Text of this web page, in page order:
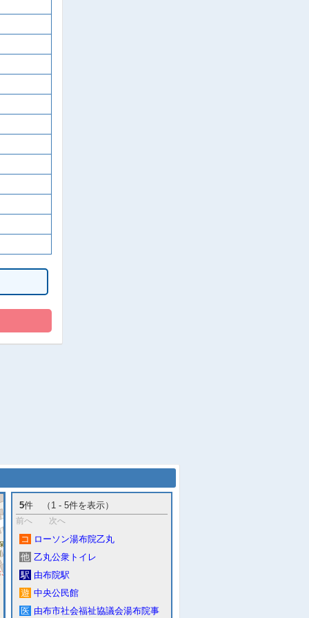
5件 （1 - 5件を表示）
前へ 次へ
コ
ローソン湯布院乙丸
他 乙丸公衆トイレ
駅 由布院駅
遊 中央公民館
医 由布市社会福祉協議会湯布院事